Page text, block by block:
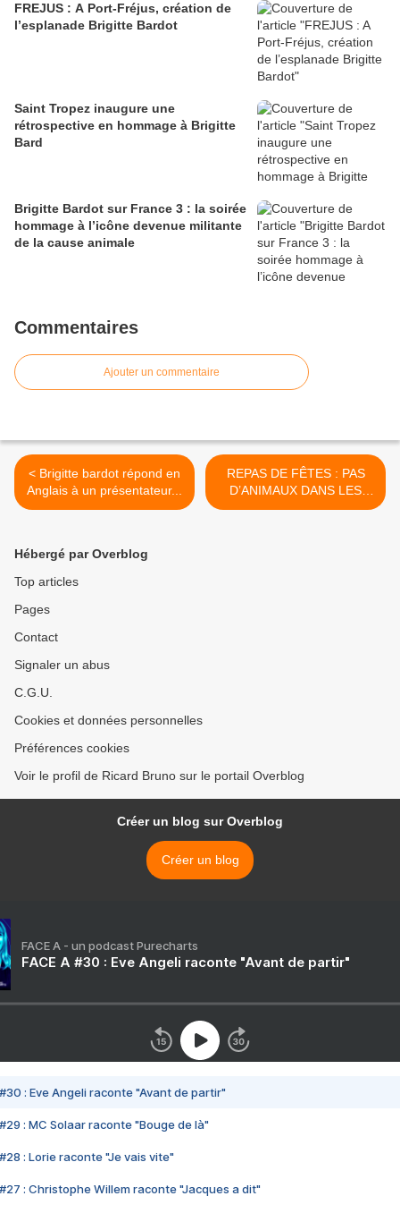
FREJUS : A Port-Fréjus, création de
l’esplanade Brigitte Bardot
Saint Tropez inaugure une
rétrospective en hommage à Brigitte
Bard
Brigitte Bardot sur France 3 : la soirée
hommage à l’icône devenue militante
de la cause animale
Commentaires
Ajouter un commentaire
< Brigitte bardot répond en
Anglais à un présentateur...
REPAS DE FÊTES : PAS
D’ANIMAUX DANS LES
ASSIETTES ! >
Hébergé par Overblog
Top articles
Pages
Contact
Signaler un abus
C.G.U.
Cookies et données personnelles
Préférences cookies
Voir le profil de Ricard Bruno sur le portail Overblog
Créer un blog sur Overblog
Créer un blog
FACE A - un podcast Purecharts
FACE A #30 : Eve Angeli raconte "Avant de partir"
#30 : Eve Angeli raconte "Avant de partir"
#29 : MC Solaar raconte "Bouge de là"
#28 : Lorie raconte "Je vais vite"
#27 : Christophe Willem raconte "Jacques a dit"